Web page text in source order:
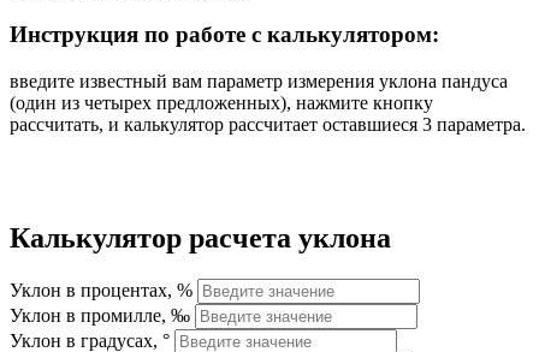
Инструкция по работе с калькулятором:
введите известный вам параметр измерения уклона пандуса
(один из четырех предложенных), нажмите кнопку
рассчитать, и калькулятор рассчитает оставшиеся 3 параметра.
Калькулятор расчета уклона
Уклон в процентах, %
Уклон в промилле, ‰
Уклон в градусах, °